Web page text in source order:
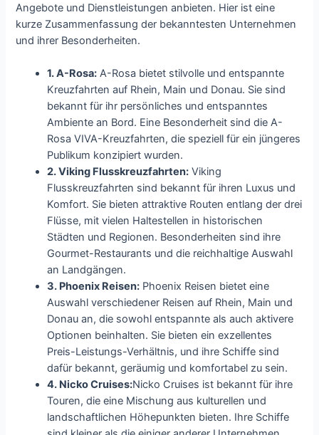
Angebote und Dienstleistungen anbieten. Hier ist eine
kurze Zusammenfassung der bekanntesten Unternehmen
und ihrer Besonderheiten.
1. A-Rosa: A-Rosa bietet stilvolle und entspannte
Kreuzfahrten auf Rhein, Main und Donau. Sie sind
bekannt für ihr persönliches und entspanntes
Ambiente an Bord. Eine Besonderheit sind die A-
Rosa VIVA-Kreuzfahrten, die speziell für ein jüngeres
Publikum konzipiert wurden.
2. Viking Flusskreuzfahrten: Viking
Flusskreuzfahrten sind bekannt für ihren Luxus und
Komfort. Sie bieten attraktive Routen entlang der drei
Flüsse, mit vielen Haltestellen in historischen
Städten und Regionen. Besonderheiten sind ihre
Gourmet-Restaurants und die reichhaltige Auswahl
an Landgängen.
3. Phoenix Reisen: Phoenix Reisen bietet eine
Auswahl verschiedener Reisen auf Rhein, Main und
Donau an, die sowohl entspannte als auch aktivere
Optionen beinhalten. Sie bieten ein exzellentes
Preis-Leistungs-Verhältnis, und ihre Schiffe sind
dafür bekannt, geräumig und komfortabel zu sein.
4. Nicko Cruises:Nicko Cruises ist bekannt für ihre
Touren, die eine Mischung aus kulturellen und
landschaftlichen Höhepunkten bieten. Ihre Schiffe